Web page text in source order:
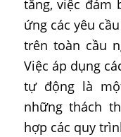
tăng, việc đảm
ứng các yêu
trên toàn cầu
Việc áp dụng
tự động là
những thách
hợp các quy